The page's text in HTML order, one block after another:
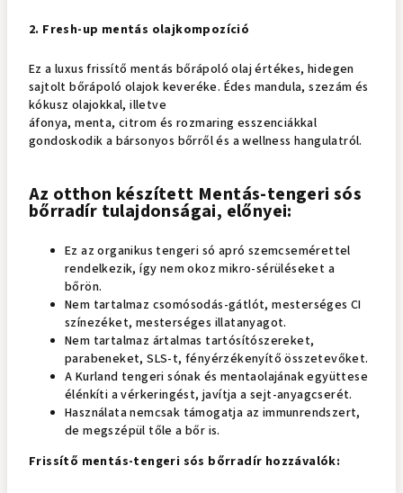
2. Fresh-up mentás olajkompozíció
Ez a luxus frissítő mentás bőrápoló olaj értékes, hidegen
sajtolt bőrápoló olajok keveréke. Édes mandula, szezám és
kókusz olajokkal, illetve
áfonya, menta, citrom és rozmaring esszenciákkal
gondoskodik a bársonyos bőrről és a wellness hangulatról.
Az otthon készített Mentás-tengeri sós
bőrradír tulajdonságai, előnyei:
Ez az organikus tengeri só apró szemcsemérettel
rendelkezik, így nem okoz mikro-sérüléseket a
bőrön.
Nem tartalmaz csomósodás-gátlót, mesterséges CI
színezéket, mesterséges illatanyagot.
Nem tartalmaz ártalmas tartósítószereket,
parabeneket, SLS-t, fényérzékenyítő összetevőket.
A Kurland tengeri sónak és mentaolajának együttese
élénkíti a vérkeringést, javítja a sejt-anyagcserét.
Használata nemcsak támogatja az immunrendszert,
de megszépül tőle a bőr is.
Frissítő mentás-tengeri sós bőrradír hozzávalók: